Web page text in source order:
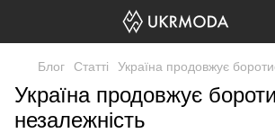
Блог Статті Україна продовжує
Україна продовжує
незалежність